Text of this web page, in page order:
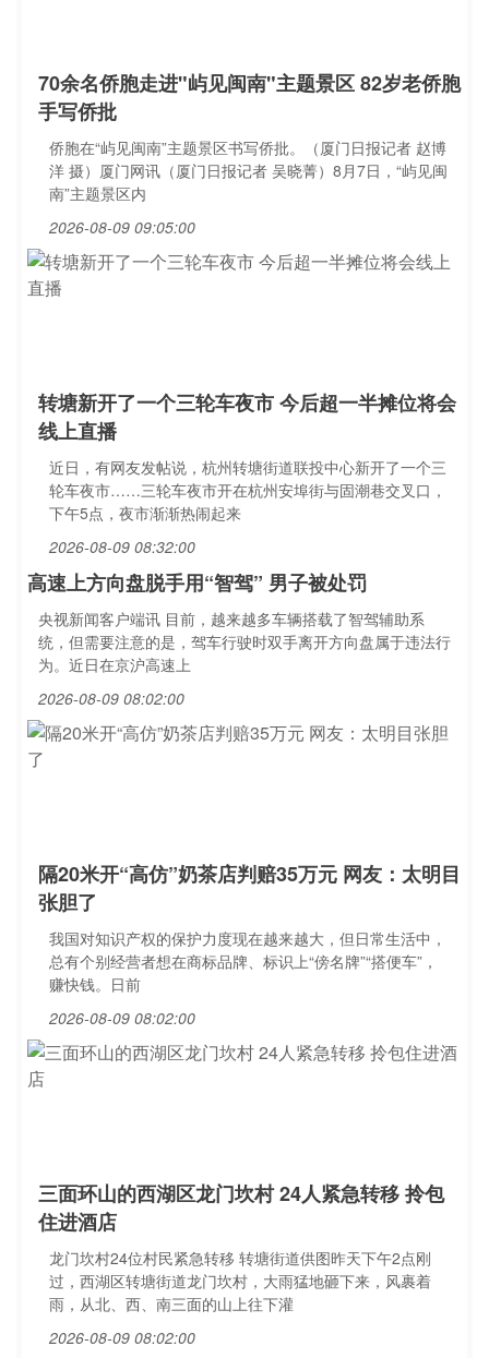
70余名侨胞走进"屿见闽南"主题景区 82岁老侨胞
手写侨批
侨胞在“屿见闽南”主题景区书写侨批。（厦门日报记者 赵博
洋 摄）厦门网讯（厦门日报记者 吴晓菁）8月7日，“屿见闽
南”主题景区内
2026-08-09 09:05:00
转塘新开了一个三轮车夜市 今后超一半摊位将会
线上直播
近日，有网友发帖说，杭州转塘街道联投中心新开了一个三
轮车夜市……三轮车夜市开在杭州安埠街与固潮巷交叉口，
下午5点，夜市渐渐热闹起来
2026-08-09 08:32:00
高速上方向盘脱手用“智驾” 男子被处罚
央视新闻客户端讯 目前，越来越多车辆搭载了智驾辅助系
统，但需要注意的是，驾车行驶时双手离开方向盘属于违法行
为。近日在京沪高速上
2026-08-09 08:02:00
隔20米开“高仿”奶茶店判赔35万元 网友：太明目
张胆了
我国对知识产权的保护力度现在越来越大，但日常生活中，
总有个别经营者想在商标品牌、标识上“傍名牌”“搭便车”，
赚快钱。日前
2026-08-09 08:02:00
三面环山的西湖区龙门坎村 24人紧急转移 拎包
住进酒店
龙门坎村24位村民紧急转移 转塘街道供图昨天下午2点刚
过，西湖区转塘街道龙门坎村，大雨猛地砸下来，风裹着
雨，从北、西、南三面的山上往下灌
2026-08-09 08:02:00